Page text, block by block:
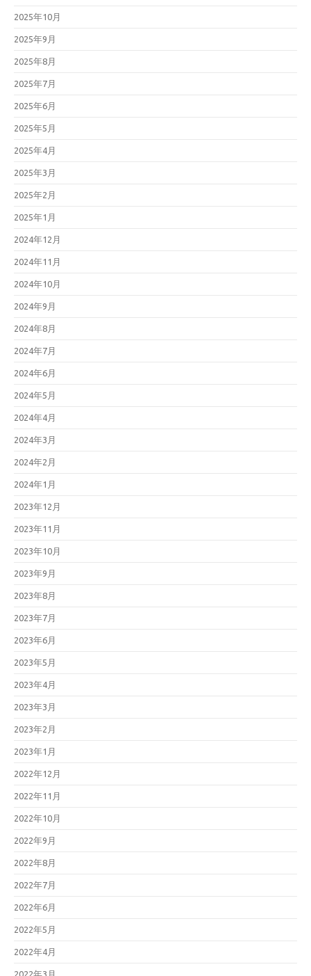
2025年10月
2025年9月
2025年8月
2025年7月
2025年6月
2025年5月
2025年4月
2025年3月
2025年2月
2025年1月
2024年12月
2024年11月
2024年10月
2024年9月
2024年8月
2024年7月
2024年6月
2024年5月
2024年4月
2024年3月
2024年2月
2024年1月
2023年12月
2023年11月
2023年10月
2023年9月
2023年8月
2023年7月
2023年6月
2023年5月
2023年4月
2023年3月
2023年2月
2023年1月
2022年12月
2022年11月
2022年10月
2022年9月
2022年8月
2022年7月
2022年6月
2022年5月
2022年4月
2022年3月